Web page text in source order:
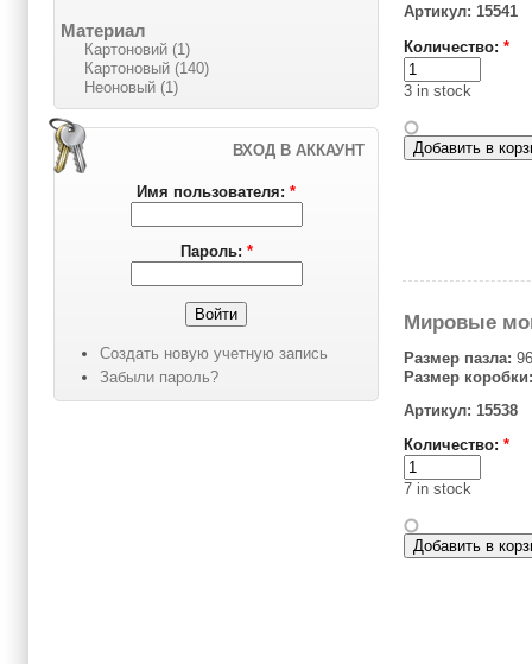
Артикул: 15541
Количество: *
3 in stock
Мировые
Размер пазла:
Размер коробки:
Артикул: 15538
Количество: *
7 in stock
Материал
Картоновий (1)
Картоновый (140)
Неоновый (1)
ВХОД В АККАУНТ
Имя пользователя: *
Пароль: *
Создать новую учетную запись
Забыли пароль?